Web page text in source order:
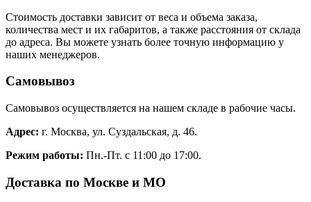
Стоимость доставки зависит от веса и объема заказа,
количества мест и их габаритов, а также расстояния от склада
до адреса. Вы можете узнать более точную информацию у
наших менеджеров.
Самовывоз
Самовывоз осуществляется на нашем складе в рабочие часы.
Адрес: г. Москва, ул. Суздальская, д. 46.
Режим работы: Пн.-Пт. с 11:00 до 17:00.
Доставка по Москве и МО